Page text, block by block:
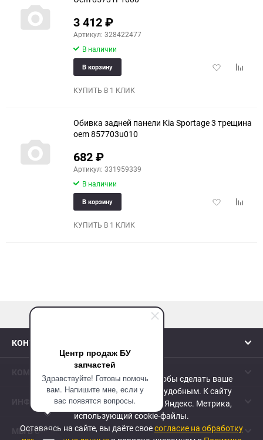
Центр продаж БУ
запчастей
Здравствуйте! Готовы помочь
вам. Напишите мне, если у
вас появятся вопросы.
3 412₽
Артикул: 328422477
В наличии
Добавить
В корзину
КУПИТЬ В 1 КЛИК
Обивка задней панели Kia Sportage 3 трещина
oem 857703u010
682₽
Артикул: 331959339
В наличии
Добавить
В корзину
КУПИТЬ В 1 КЛИК
КОНТАКТЫ
ИНФОРМАЦИЯ
МЫ В СЕТИ
Сайт использует cookie-файлы, чтобы сделать ваше
пребывание на нем максимально удобным. К cайту
подключен сервис веб-аналитики Яндекс. Метрика,
использующий cookie-файлы.
Оставаясь на сайте, вы даёте своесогласие на обработку